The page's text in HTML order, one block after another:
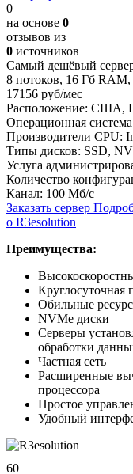
0
на основе 0
отзывов из
0 источников
Самый дешёвый
8 потоков, 16 Гб RAM,
17156 руб/мес
Расположение: США,
Операционная
Производители CPU:
Типы дисков: SSD,
Услуга
Количество
Канал: 100 Мб/с
Заказать сервер
о R3esolution
Преимущества:
Круглосуточная
Обильные
NVMe диски
Серверы
обработки
Частная сеть
Расширенные
процессора
Простое
Удобный
60